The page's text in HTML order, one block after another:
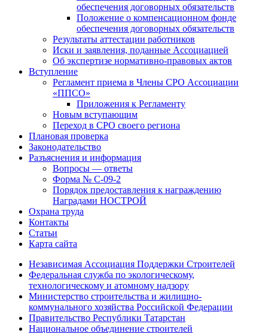
обеспечения договорных обязательств
Положение о компенсационном фонде
обеспечения договорных обязательств
Результаты аттестации работников
Иски и заявления, поданные Ассоциацией
Об экспертизе нормативно-правовых актов
Вступление
Регламент приема в Члены СРО Ассоциации
«ППСО»
Приложения к Регламенту
Новым вступающим
Переход в СРО своего региона
Плановая проверка
Законодательство
Разъяснения и информация
Вопросы — ответы
Форма № С-09-2
Порядок предоcтавления к награждению
Наградами НОСТРОЙ
Охрана труда
Контакты
Статьи
Карта сайта
Независимая Ассоциация Поддержки Строителей
Федеральная служба по экологическому,
технологическому и атомному надзору
Министерство строительства и жилищно-
коммунального хозяйства Российской Федерации
Правительство Республики Татарстан
Национальное объединение строителей